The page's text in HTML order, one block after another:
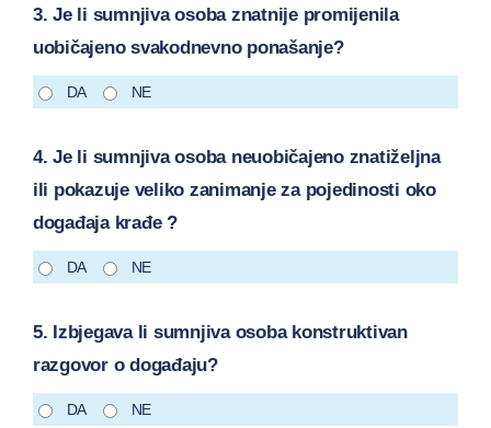
3. Je li sumnjiva osoba znatnije promijenila
uobičajeno svakodnevno ponašanje?
DA NE
4. Je li sumnjiva osoba neuobičajeno znatiželjna
ili pokazuje veliko zanimanje za pojedinosti oko
događaja krađe ?
DA NE
5. Izbjegava li sumnjiva osoba konstruktivan
razgovor o događaju?
DA NE